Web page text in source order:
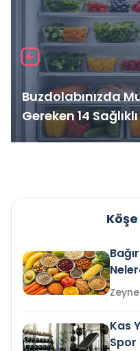
Buzdolabınızda
Gereken 14
Kas
Spor